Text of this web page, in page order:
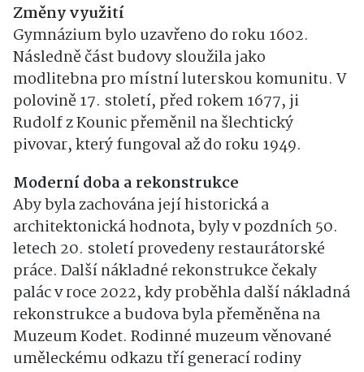
Změny využití
Gymnázium bylo uzavřeno do roku 1602.
Následně část budovy sloužila jako
modlitebna pro místní luterskou komunitu. V
polovině 17. století, před rokem 1677, ji
Rudolf z Kounic přeměnil na šlechtický
pivovar, který fungoval až do roku 1949.
Moderní doba a rekonstrukce
Aby byla zachována její historická a
architektonická hodnota, byly v pozdních 50.
letech 20. století provedeny restaurátorské
práce. Další nákladné rekonstrukce čekaly
palác v roce 2022, kdy proběhla další nákladná
rekonstrukce a budova byla přeměněna na
Muzeum Kodet. Rodinné muzeum věnované
uměleckému odkazu tří generací rodiny